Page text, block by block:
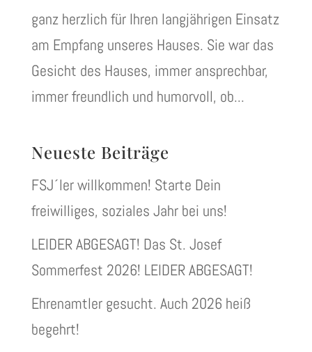
ganz herzlich für Ihren langjährigen Einsatz
am Empfang unseres Hauses. Sie war das
Gesicht des Hauses, immer ansprechbar,
immer freundlich und humorvoll, ob...
Neueste Beiträge
FSJ´ler willkommen! Starte Dein
freiwilliges, soziales Jahr bei uns!
LEIDER ABGESAGT! Das St. Josef
Sommerfest 2026! LEIDER ABGESAGT!
Ehrenamtler gesucht. Auch 2026 heiß
begehrt!